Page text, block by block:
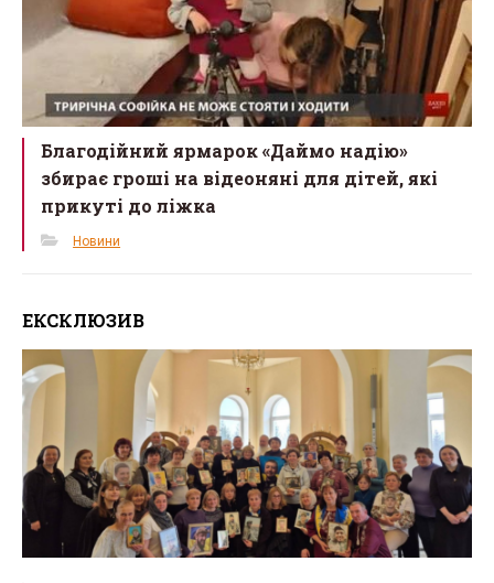
Благодійний ярмарок «Даймо надію»
збирає гроші на відеоняні для дітей, які
прикуті до ліжка
Новини
ЕКСКЛЮЗИВ